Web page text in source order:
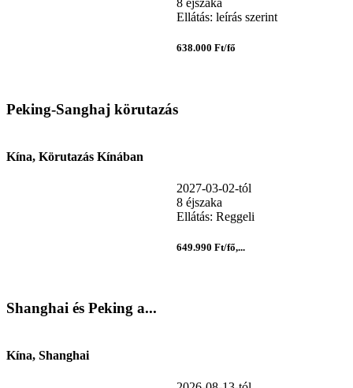
8 éjszaka
Ellátás: leírás szerint
638.000 Ft/fő
Peking-Sanghaj körutazás
Kína, Körutazás Kínában
2027-03-02-tól
8 éjszaka
Ellátás: Reggeli
649.990 Ft/fő,...
Shanghai és Peking a...
Kína, Shanghai